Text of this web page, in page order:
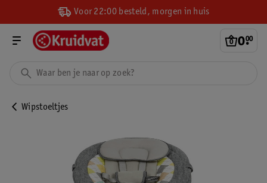
Voor 22:00 besteld, morgen in huis
0.
00
Wipstoeltjes